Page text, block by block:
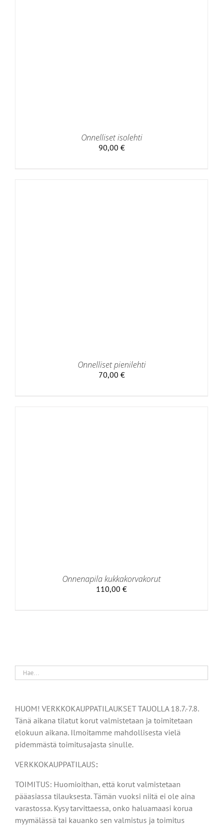
Onnelliset isolehti
90,00 €
Onnelliset pienilehti
70,00 €
Onnenapila kukkakorvakorut
110,00 €
HUOM! VERKKOKAUPPATILAUKSET TAUOLLA 18.7.-7.8.
Tänä aikana tilatut korut valmistetaan ja toimitetaan
elokuun aikana. Ilmoitamme mahdollisesta vielä
pidemmästä toimitusajasta sinulle.
VERKKOKAUPPATILAUS:
TOIMITUS: Huomioithan, että korut valmistetaan
pääasiassa tilauksesta. Tämän vuoksi niitä ei ole aina
varastossa. Kysy tarvittaessa, onko haluamaasi korua
myymälässä tai kauanko sen valmistus ja toimitus